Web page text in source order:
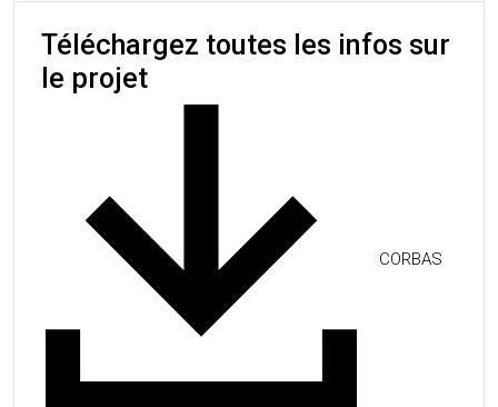
Téléchargez toutes les infos sur
le projet
CORBAS